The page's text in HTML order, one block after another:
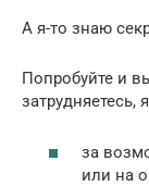
А я-то знаю
Попробуйте и
затрудняетесь,
за
или на